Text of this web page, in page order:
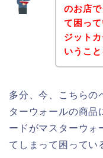
のお店
て困っ
ジット
いうこ
多分、今、こちらの
ターウォールの商品
ードがマスターウォ
てしまって困ってい